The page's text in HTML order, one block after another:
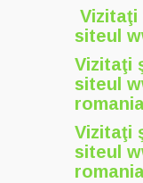
Vizitaţi
siteul
Vizitaţi
siteul
Vizitaţi
siteul